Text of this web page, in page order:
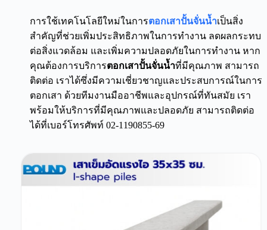
การใช้เทคโนโลยีใหม่ในการตอกเสาปั้นจั่นน้ำเป็นสิ่ง
สำคัญที่ช่วยเพิ่มประสิทธิภาพในการทำงาน ลดผลกระทบ
ต่อสิ่งแวดล้อม และเพิ่มความปลอดภัยในการทำงาน หาก
คุณต้องการบริการตอกเสาปั้นจั่นน้ำที่มีคุณภาพ สามารถ
ติดต่อ เราได้ซึ่งมีความเชี่ยวชาญและประสบการณ์ในการ
ตอกเสา ด้วยทีมงานมืออาชีพและอุปกรณ์ที่ทันสมัย เรา
พร้อมให้บริการที่มีคุณภาพและปลอดภัย สามารถติดต่อ
ได้ที่เบอร์โทรศัพท์ 02-1190855-69